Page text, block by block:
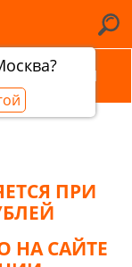
И ОБЛАСТИ
ПРИ
НА САЙТЕ